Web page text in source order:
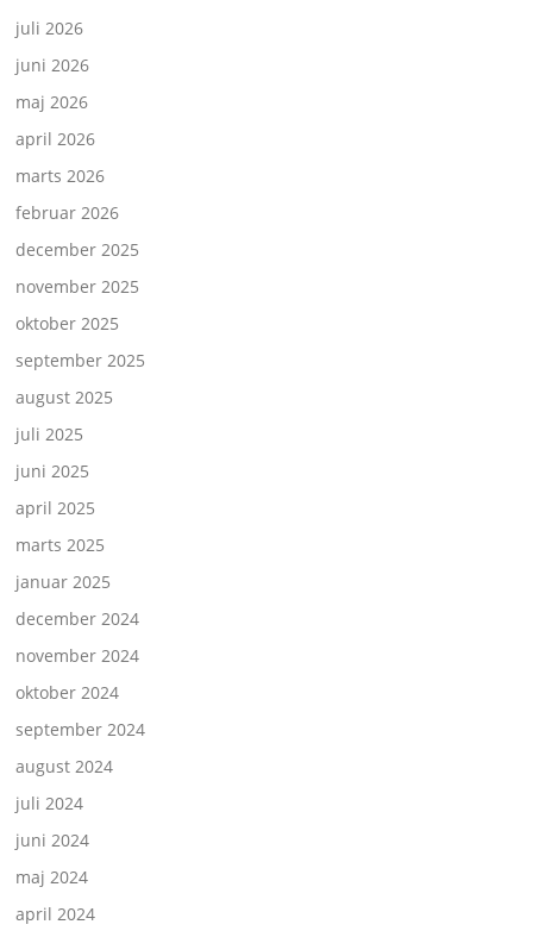
juli 2026
juni 2026
maj 2026
april 2026
marts 2026
februar 2026
december 2025
november 2025
oktober 2025
september 2025
august 2025
juli 2025
juni 2025
april 2025
marts 2025
januar 2025
december 2024
november 2024
oktober 2024
september 2024
august 2024
juli 2024
juni 2024
maj 2024
april 2024